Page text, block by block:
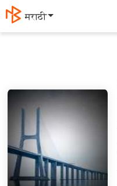
मराठी